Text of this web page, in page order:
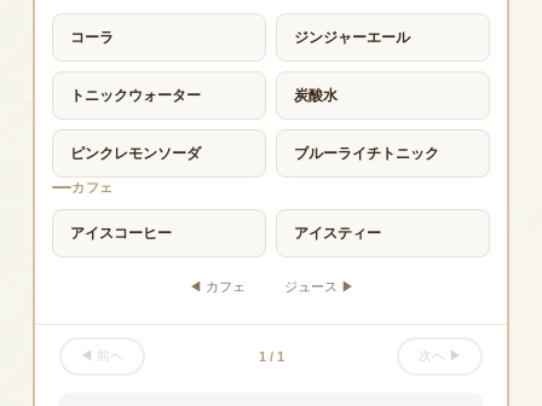
コーラ ジンジャーエール
トニックウォーター 炭酸水
ピンクレモンソーダ ブルーライチトニック
カフェ
アイスコーヒー アイスティー
◀ カフェ ジュース ▶
◀ 前へ 1 / 1 次へ ▶